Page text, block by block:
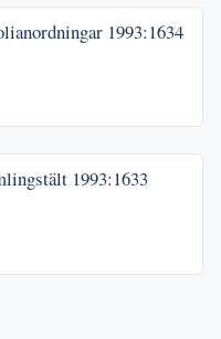
1993:1634
1993:1633